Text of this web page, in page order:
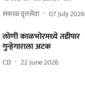
सकाळ वृत्तसेवा 07 July 2026
लोणी काळभोरमध्ये तडीपार
गुन्हेगाराला अटक
CD 22 June 2026